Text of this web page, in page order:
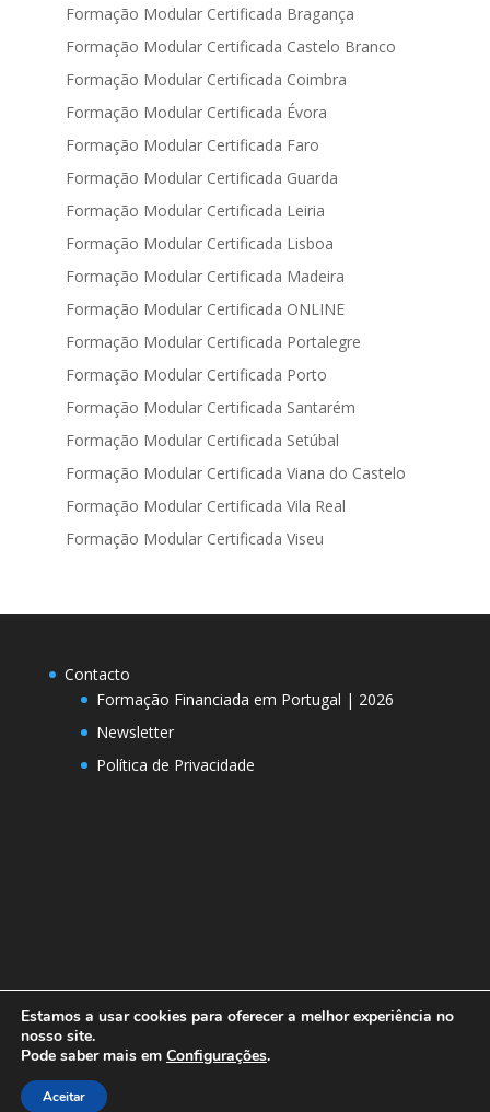
Formação Modular Certificada Bragança
Formação Modular Certificada Castelo Branco
Formação Modular Certificada Coimbra
Formação Modular Certificada Évora
Formação Modular Certificada Faro
Formação Modular Certificada Guarda
Formação Modular Certificada Leiria
Formação Modular Certificada Lisboa
Formação Modular Certificada Madeira
Formação Modular Certificada ONLINE
Formação Modular Certificada Portalegre
Formação Modular Certificada Porto
Formação Modular Certificada Santarém
Formação Modular Certificada Setúbal
Formação Modular Certificada Viana do Castelo
Formação Modular Certificada Vila Real
Formação Modular Certificada Viseu
Contacto
Formação Financiada em Portugal | 2026
Newsletter
Política de Privacidade
Designed by
Estamos a usar cookies para oferecer a melhor experiência no
nosso site.
Pode saber mais em Configurações.
Aceitar